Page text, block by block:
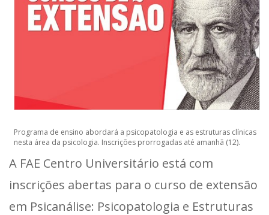
Programa de ensino abordará a psicopatologia e as estruturas clínicas
nesta área da psicologia. Inscrições prorrogadas até amanhã (12).
A FAE Centro Universitário está com
inscrições abertas para o curso de extensão
em Psicanálise: Psicopatologia e Estruturas